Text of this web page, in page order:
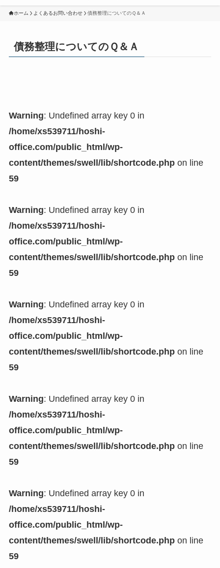
ホーム よくあるお問い合わせ 債務整理についてのＱ＆Ａ
債務整理についてのＱ＆Ａ
Warning: Undefined array key 0 in
/home/xs539711/hoshi-
office.com/public_html/wp-
content/themes/swell/lib/shortcode.phpon line
59
Warning: Undefined array key 0 in
/home/xs539711/hoshi-
office.com/public_html/wp-
content/themes/swell/lib/shortcode.phpon line
59
Warning: Undefined array key 0 in
/home/xs539711/hoshi-
office.com/public_html/wp-
content/themes/swell/lib/shortcode.phpon line
59
Warning: Undefined array key 0 in
/home/xs539711/hoshi-
office.com/public_html/wp-
content/themes/swell/lib/shortcode.phpon line
59
Warning: Undefined array key 0 in
/home/xs539711/hoshi-
office.com/public_html/wp-
content/themes/swell/lib/shortcode.phpon line
59